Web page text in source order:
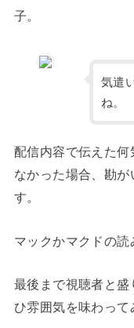
子。
気遣
ね。
配信内容で伝えた
なかった場合、勘
す。
マックかマクドの読
最後まで視聴者と
ひ雰囲気を味わって